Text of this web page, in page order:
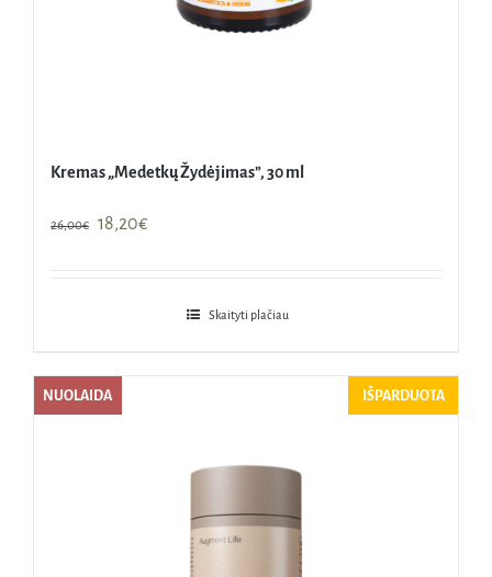
Kremas „Medetkų Žydėjimas”, 30 ml
26,00€
Original
18,20€Current
18,20€.
Skaityti plačiau
NUOLAIDA IŠPARDUOTA